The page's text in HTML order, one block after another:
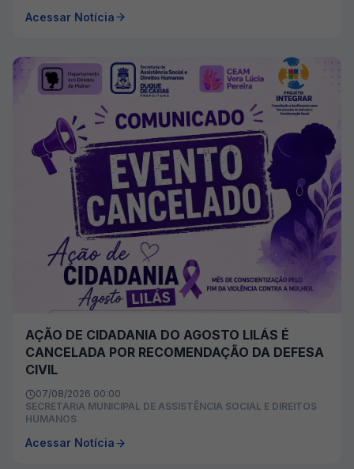
Acessar Notícia
AÇÃO DE CIDADANIA DO AGOSTO LILÁS É
CANCELADA POR RECOMENDAÇÃO DA DEFESA
CIVIL
07/08/2026 00:00
SECRETARIA MUNICIPAL DE ASSISTÊNCIA SOCIAL E DIREITOS
HUMANOS
Acessar Notícia